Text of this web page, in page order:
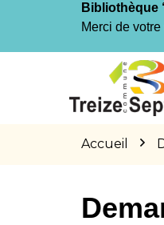
Bibliothèque
Merci de
Accueil